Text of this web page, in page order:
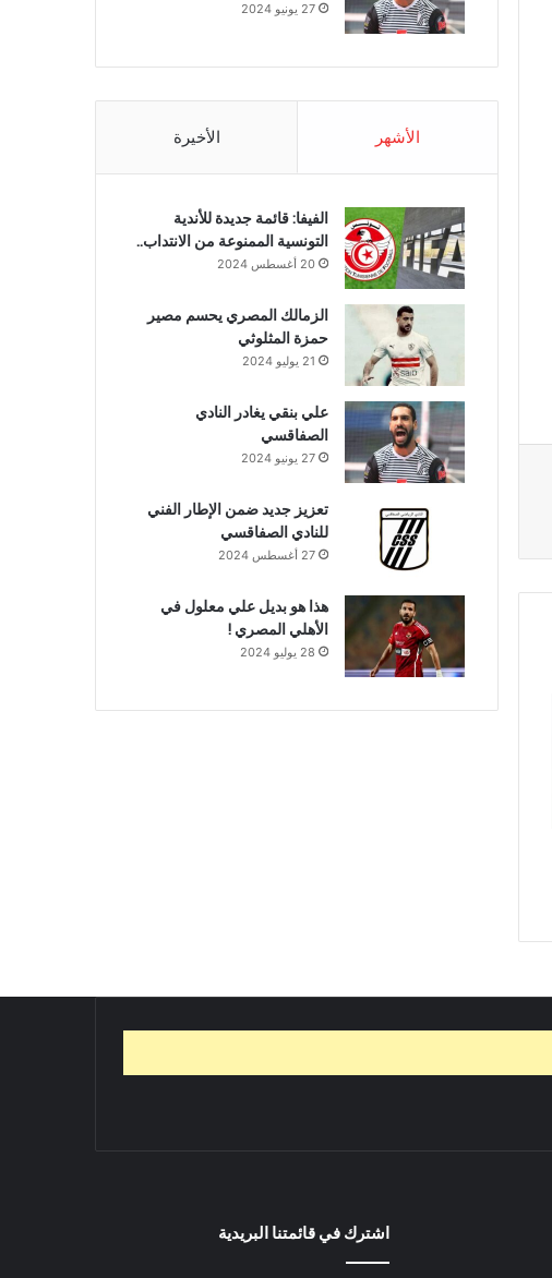
27 يونيو 2024
الأشهر الأخيرة
الفيفا: قائمة جديدة للأندية
التونسية الممنوعة من الانتداب..
20 أغسطس 2024
الزمالك المصري يحسم مصير
حمزة المثلوثي
21 يوليو 2024
علي بنقي يغادر النادي
الصفاقسي
27 يونيو 2024
تعزيز جديد ضمن الإطار الفني
للنادي الصفاقسي
27 أغسطس 2024
هذا هو بديل علي معلول في
الأهلي المصري !
28 يوليو 2024
اشترك في قائمتنا البريدية